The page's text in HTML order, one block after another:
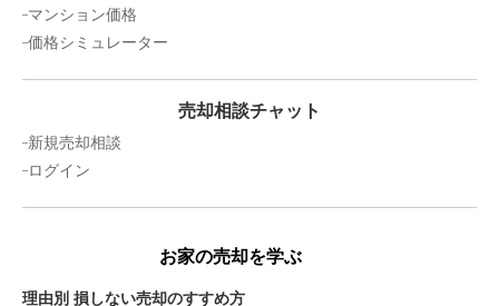
マンション価格
価格シミュレーター
売却相談チャット
新規売却相談
ログイン
お家の売却を学ぶ
理由別 損しない売却のすすめ方